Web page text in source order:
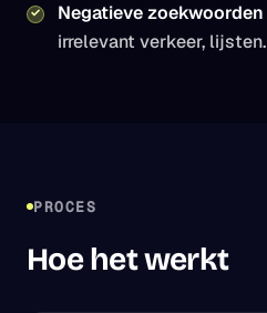
Negatieve zoekwoorden
irrelevant verkeer, lijsten.
PROCES
Hoe het werkt